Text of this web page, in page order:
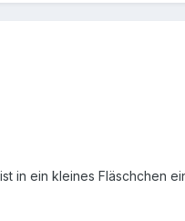
in ein kleines Fläschchen